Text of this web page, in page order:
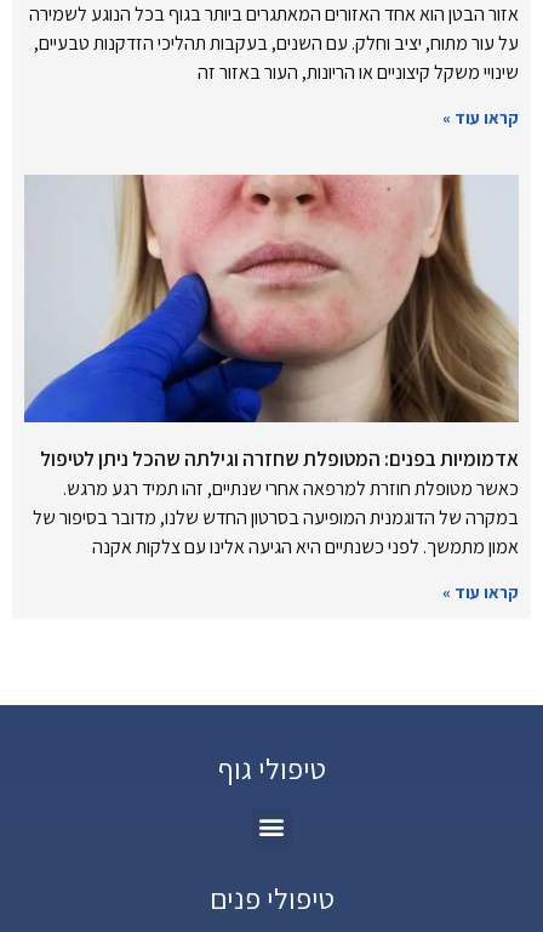
אזור הבטן הוא אחד האזורים המאתגרים ביותר בגוף בכל הנוגע לשמירה
על עור מתוח, יציב וחלק. עם השנים, בעקבות תהליכי הזדקנות טבעיים,
שינויי משקל קיצוניים או הריונות, העור באזור זה
קראו עוד »
אדמומיות בפנים: המטופלת שחזרה וגילתה שהכל ניתן לטיפול
כאשר מטופלת חוזרת למרפאה אחרי שנתיים, זהו תמיד רגע מרגש.
במקרה של הדוגמנית המופיעה בסרטון החדש שלנו, מדובר בסיפור של
אמון מתמשך. לפני כשנתיים היא הגיעה אלינו עם צלקות אקנה
קראו עוד »
טיפולי גוף
טיפולי פנים